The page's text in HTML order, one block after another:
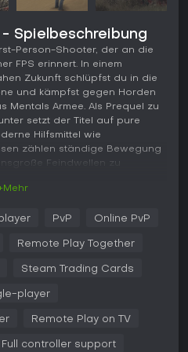
- Spielbeschreibung
Person-Shooter, der an die
FPS erinnert. In einem
Zukunft schlüpfst du in die
und kämpfst gegen Horden
Mentals Armee. Als Prequel zu
setzt der Titel auf pure
Hilfsmittel wie
zählen ständige Bewegung
Feindwellen zu
Kampfgeschehen in
Ströme bizarrer Gegner
Sturmgewehr und
verschießt. Nahtloses
gleichzeitig mitführen,
Nahkampf-
PvP Online PvP
Remote Play Together
Steam Trading Cards
player
Remote Play on TV
Full controller support